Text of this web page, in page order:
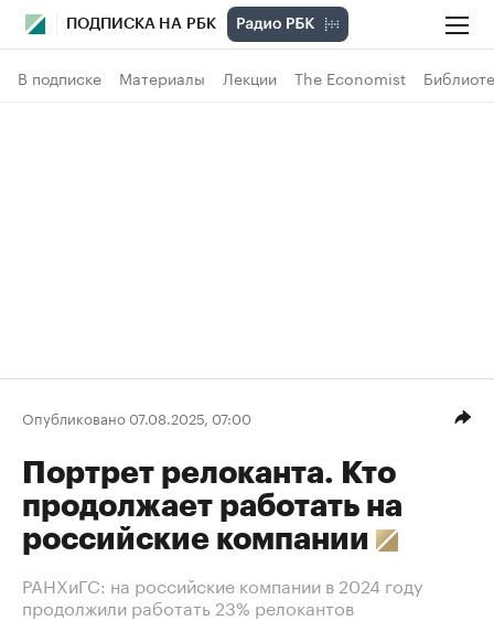
ПОДПИСКА НА РБК
В подписке Материалы Лекции The Economist
Опубликовано 07.08.2025, 07:00
Портрет релоканта. Кто
продолжает работать на
российские компании
РАНХиГС: на российские компании в 2024 году
продолжили работать 23% релокантов